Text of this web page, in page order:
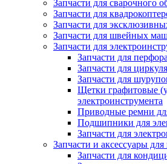
Запчасти для сварочного
Запчасти для
Запчасти для
Запчасти для швейных
Запчасти для
Запчасти для
Запчасти для
Запчасти для
Щетки графитовые
электроинструмента
Приводные ремни
Подшипники для
Запчасти для
Запчасти и аксессуары
Запчасти для